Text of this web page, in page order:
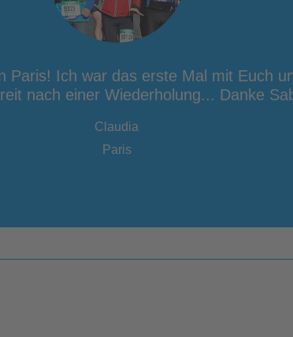
Paris! Ich war das erste Mal mit Euch
nach einer Wiederholung... Danke
Claudia
Paris